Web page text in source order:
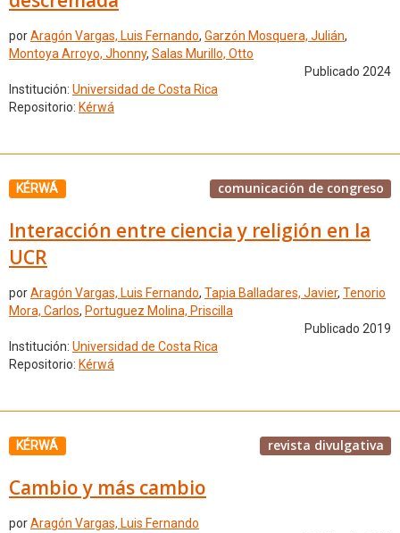
porAragón Vargas, Luis Fernando, Garzón Mosquera, Julián,
Montoya Arroyo, Jhonny, Salas Murillo, Otto
Publicado 2024
Institución: Universidad de Costa Rica
Repositorio: Kérwá
KÉRWÁ comunicación de congreso
Interacción entre ciencia y religión en la
UCR
porAragón Vargas, Luis Fernando, Tapia Balladares, Javier, Tenorio
Mora, Carlos, Portuguez Molina, Priscilla
Publicado 2019
Institución: Universidad de Costa Rica
Repositorio: Kérwá
KÉRWÁ revista divulgativa
Cambio y más cambio
porAragón Vargas, Luis Fernando